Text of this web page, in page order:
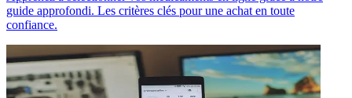
guide approfondi. Les critères clés pour une achat en toute
confiance.